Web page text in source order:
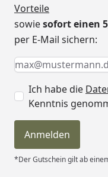
Bedarf
Vorteile
sowiesofort einen
per E-Mail sichern:
Keine Eingabe
Eingabe erforderlich
E-Mail *
Ich habe die
Kenntnis
Anmelden
*Der Gutschein gilt ab